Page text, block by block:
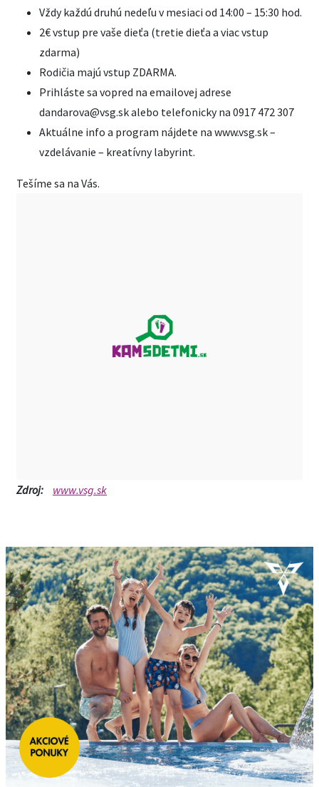
Vždy každú druhú nedeľu v mesiaci od 14:00 – 15:30 hod.
2€ vstup pre vaše dieťa (tretie dieťa a viac vstup
zdarma)
Rodičia majú vstup ZDARMA.
Prihláste sa vopred na emailovej adrese
dandarova@vsg.sk alebo telefonicky na 0917 472 307
Aktuálne info a program nájdete na www.vsg.sk –
vzdelávanie – kreatívny labyrint.
Tešíme sa na Vás.
Zdroj: www.vsg.sk